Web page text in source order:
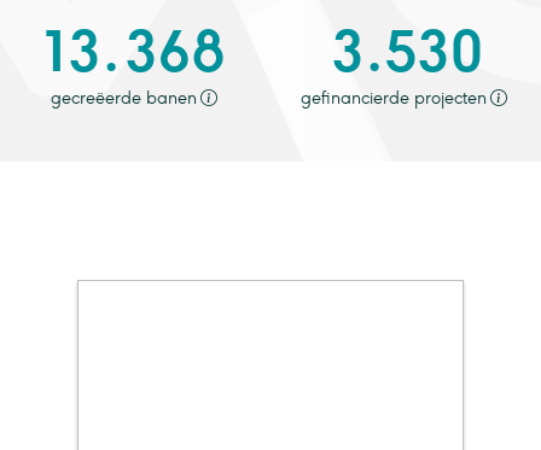
13.368
gecreëerde banen
3.530
gefinancierde projecten